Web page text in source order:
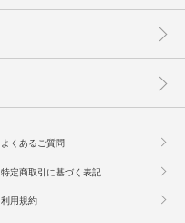
よくあるご質問
特定商取引に基づく表記
利用規約